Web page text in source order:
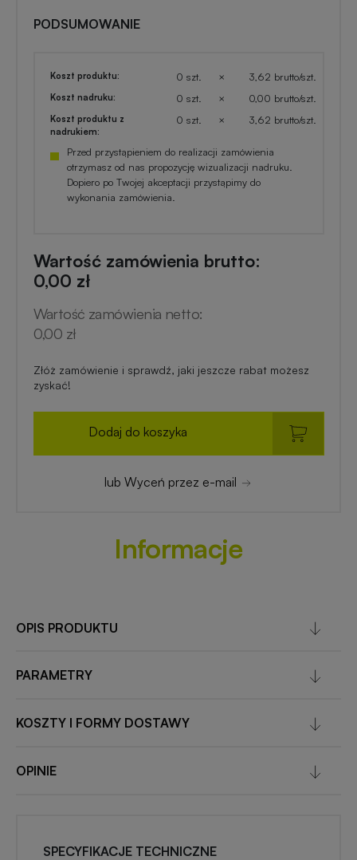
PODSUMOWANIE
Koszt produktu: 0 szt. × 3,62 brutto/szt.
Koszt nadruku: 0 szt. × 0,00 brutto/szt.
Koszt produktu z
nadrukiem:
0 szt. × 3,62 brutto/szt.
Przed przystąpieniem do realizacji zamówienia
otrzymasz od nas propozycję wizualizacji nadruku.
Dopiero po Twojej akceptacji przystąpimy do
wykonania zamówienia.
Wartość zamówienia brutto:
0,00 zł
Wartość zamówienia netto:
0,00 zł
Złóż zamówienie i sprawdź, jaki jeszcze rabat możesz
zyskać!
Dodaj do koszyka
lub Wyceń przez e-mail
Informacje
OPIS PRODUKTU
PARAMETRY
KOSZTY I FORMY DOSTAWY
OPINIE
SPECYFIKACJE TECHNICZNE